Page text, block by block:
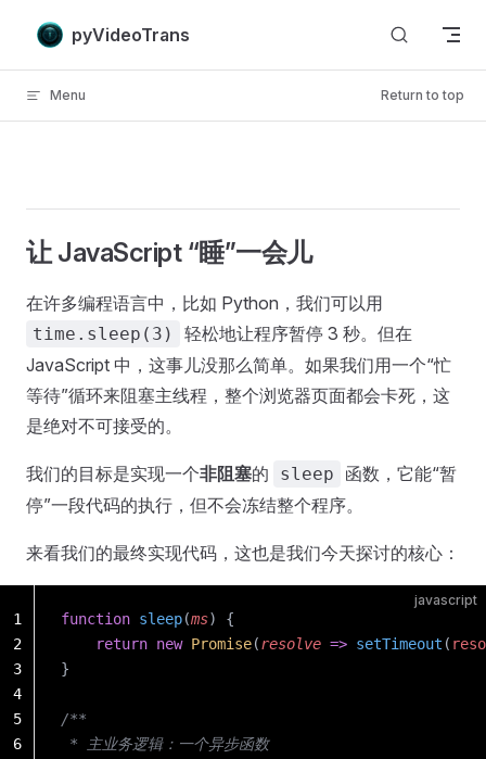
Skip to content
pyVideoTrans
Menu Return to top
让 JavaScript “睡”一会儿
在许多编程语言中，比如 Python，我们可以用
time.sleep(3)
轻松地让程序暂停 3 秒。但在
JavaScript 中，这事儿没那么简单。如果我们用一个“忙
等待”循环来阻塞主线程，整个浏览器页面都会卡死，这
是绝对不可接受的。
我们的目标是实现一个非阻塞的 sleep
函数，它能“暂
停”一段代码的执行，但不会冻结整个程序。
来看我们的最终实现代码，这也是我们今天探讨的核心：
javascript
function sleep(ms) {
    return
new Promise(resolve => setTimeout (
}
/**
* 主业务逻辑：一个异步函数
1
2
3
4
5
6